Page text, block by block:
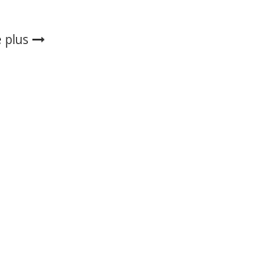
plus